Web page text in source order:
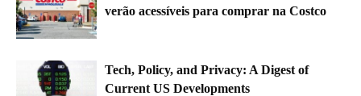
verão acessíveis para comprar na Costco
Tech, Policy, and Privacy: A Digest of
Current US Developments